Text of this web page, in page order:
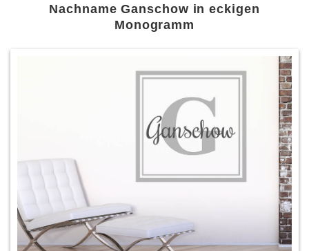
Nachname Ganschow in eckigen
Monogramm